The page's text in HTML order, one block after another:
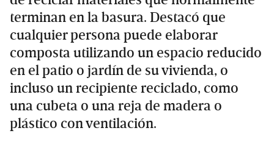
terminan en la basura. Destacó que
cualquier persona puede elaborar
composta utilizando un espacio reducido
en el patio o jardín de su vivienda, o
incluso un recipiente reciclado, como
una cubeta o una reja de madera o
plástico con ventilación.